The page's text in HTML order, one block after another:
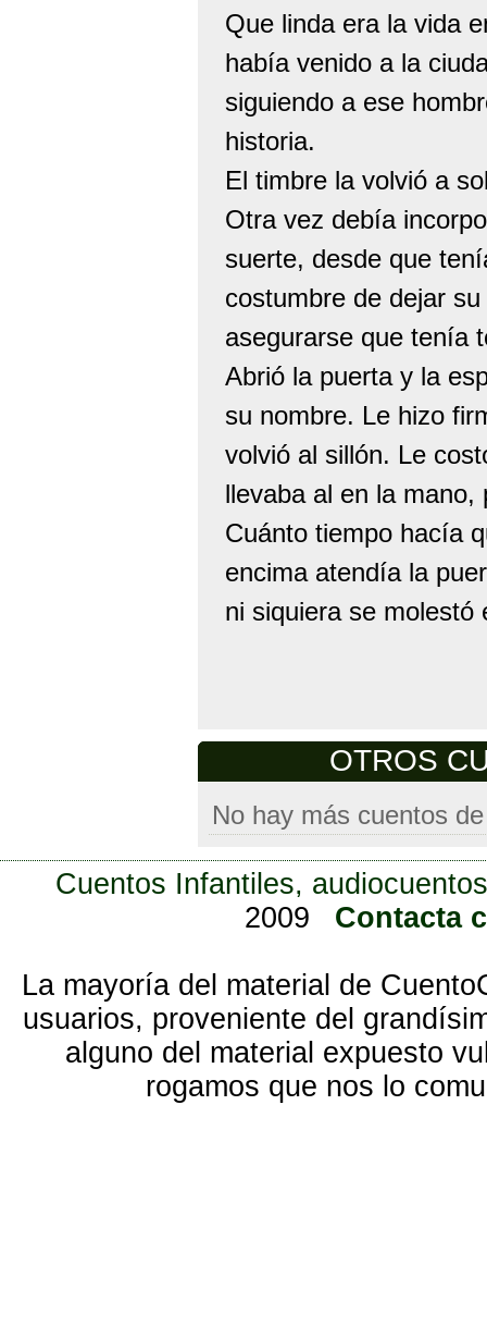
Que linda era la vida
había venido a la
siguiendo a ese
historia.
El timbre la volvió a
Otra vez debía
suerte, desde que
costumbre de dejar
asegurarse que tenía
Abrió la puerta y la
su nombre. Le hizo
volvió al sillón. Le
llevaba al en la
Cuánto tiempo hacía
encima atendía la
ni siquiera se molestó
OTROS
No hay más cuentos
Cuentos Infantiles,
2009
Contacta
La mayoría del material de
usuarios, proveniente del
alguno del material expuesto
rogamos que nos lo